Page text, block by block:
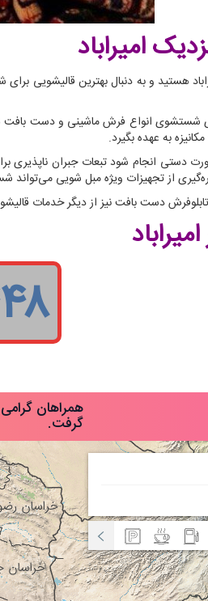
امیراباد
ویژه امیراباد هستید و به دنبال
شستشوی انواع فرش ماشینی و دست بافت
به عهده بگیرد.
دستی انجام شود تبعات جبران
از تجهیزات ویژه مبل شویی
دست بافت نیز از دیگر خدمات